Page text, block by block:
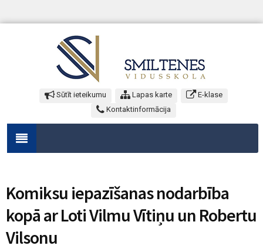
Sūtīt ieteikumu Lapas karte
E-klase
Kontaktinformācija
Komiksu iepazīšanas nodarbība
kopā ar Loti Vilmu Vītiņu un Robertu
Vilsonu